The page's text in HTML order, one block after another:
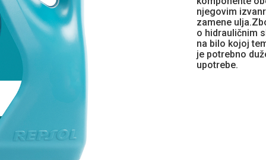
njegovim
zamene
o hidrauličnim
na bilo kojoj
je potrebno
upotrebe.